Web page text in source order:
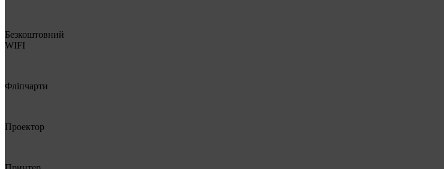
Безкоштовний
WIFI
Фліпчарти
Проектор